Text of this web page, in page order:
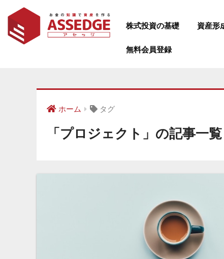
株式投資の基礎 資産形
無料会員登録
ホーム タグ
「プロジェクト」の記事一覧